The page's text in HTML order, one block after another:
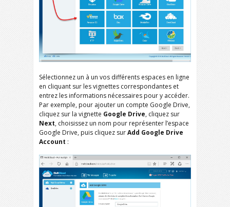
Sélectionnez un à un vos différents espaces en ligne
en cliquant sur les vignettes correspondantes et
entrez les informations nécessaires pour y accéder.
Par exemple, pour ajouter un compte Google Drive,
cliquez sur la vignette Google Drive, cliquez sur
Next, choisissez un nom pour représenter l’espace
Google Drive, puis cliquez surAdd Google Drive
Account :